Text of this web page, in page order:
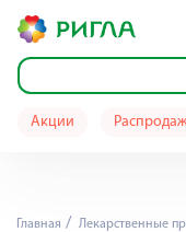
Акции
Главная Лекарственные